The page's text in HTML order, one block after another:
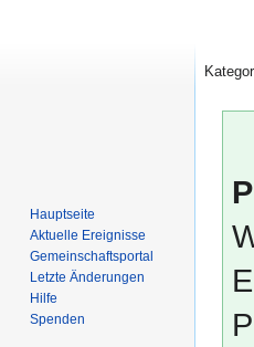
Hauptseite
Aktuelle Ereignisse
Gemeinschafts­portal
Letzte Änderungen
Hilfe
Spenden